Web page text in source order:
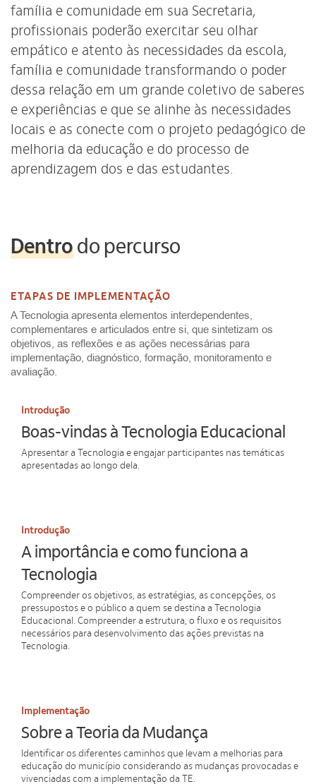
família e comunidade em sua Secretaria,
profissionais poderão exercitar seu olhar
empático e atento às necessidades da escola,
família e comunidade transformando o poder
dessa relação em um grande coletivo de saberes
e experiências e que se alinhe às necessidades
locais e as conecte com o projeto pedagógico de
melhoria da educação e do processo de
aprendizagem dos e das estudantes.
Dentrodo percurso
ETAPAS DE IMPLEMENTAÇÃO
A Tecnologia apresenta elementos interdependentes,
complementares e articulados entre si, que sintetizam os
objetivos, as reflexões e as ações necessárias para
implementação, diagnóstico, formação, monitoramento e
avaliação.
Introdução
Boas-vindas à Tecnologia Educacional
Apresentar a Tecnologia e engajar participantes nas temáticas
apresentadas ao longo dela.
Introdução
A importância e como funciona a
Tecnologia
Compreender os objetivos, as estratégias, as concepções, os
pressupostos e o público a quem se destina a Tecnologia
Educacional. Compreender a estrutura, o fluxo e os requisitos
necessários para desenvolvimento das ações previstas na
Tecnologia.
Implementação
Sobre a Teoria da Mudança
Identificar os diferentes caminhos que levam a melhorias para
educação do município considerando as mudanças provocadas e
vivenciadas com a implementação da TE.